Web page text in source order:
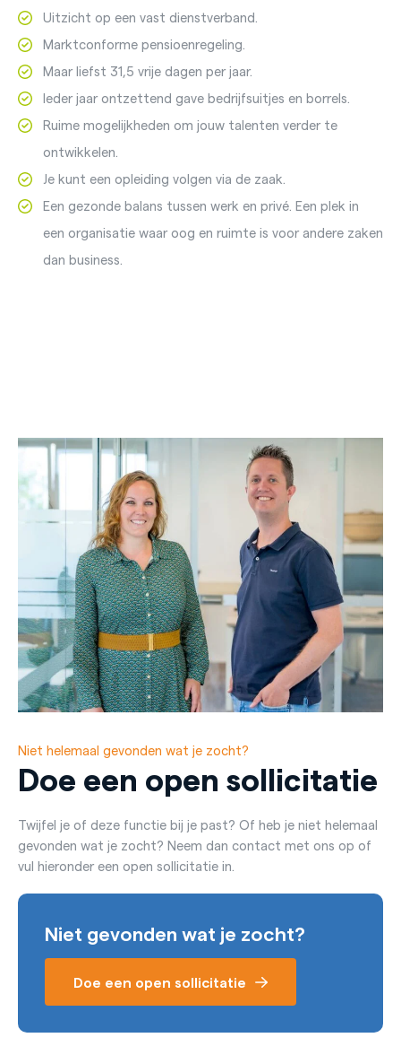
Uitzicht op een vast dienstverband.
Marktconforme pensioenregeling.
Maar liefst 31,5 vrije dagen per jaar.
Ieder jaar ontzettend gave bedrijfsuitjes en borrels.
Ruime mogelijkheden om jouw talenten verder te
ontwikkelen.
Je kunt een opleiding volgen via de zaak.
Een gezonde balans tussen werk en privé. Een plek in
een organisatie waar oog en ruimte is voor andere zaken
dan business.
Niet helemaal gevonden wat je zocht?
Doe een open sollicitatie
Twijfel je of deze functie bij je past? Of heb je niet helemaal
gevonden wat je zocht? Neem dan contact met ons op of
vul hieronder een open sollicitatie in.
Niet gevonden wat je zocht?
Doe een open sollicitatie